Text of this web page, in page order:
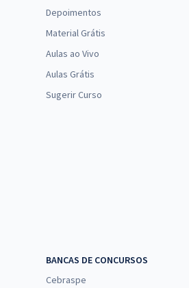
Depoimentos
Material Grátis
Aulas ao Vivo
Aulas Grátis
Sugerir Curso
BANCAS DE CONCURSOS
Cebraspe